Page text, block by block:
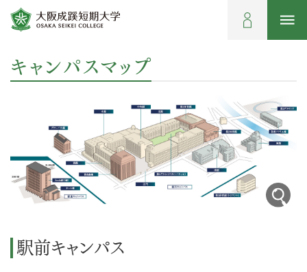
キャンパスマップ
駅前キャンパス